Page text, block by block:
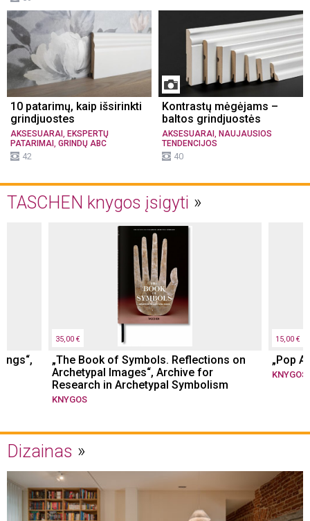
10 patarimų, kaip išsirinkti
grindjuostes
AKSESUARAI , EKSPERTŲ
PATARIMAI , GRINDŲ ABC
42
Kontrastų mėgėjams –
baltos grindjuostės
AKSESUARAI , NAUJAUSIOS
TENDENCIJOS
40
TASCHEN knygos įsigyti
35,00 €
„The Book of Symbols. Reflections on
Archetypal Images“, Archive for
Research in Archetypal Symbolism
KNYGOS
15,00 €
„Pop
KNYGOS
Dizainas